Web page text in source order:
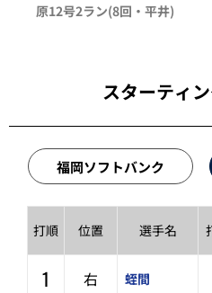
原12号2ラン(8回・ 平井)
スターティ
福岡ソフトバンク
打順 位置 選手名
1 右 蛭間